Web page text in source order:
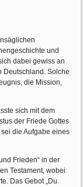
und
dabei gewiss an
Deutschland. Solche
die Mission,
sich mit dem
der Friede Gottes
die Aufgabe eines
Frieden“ in der
Testament, wobei
Das Gebot „Du